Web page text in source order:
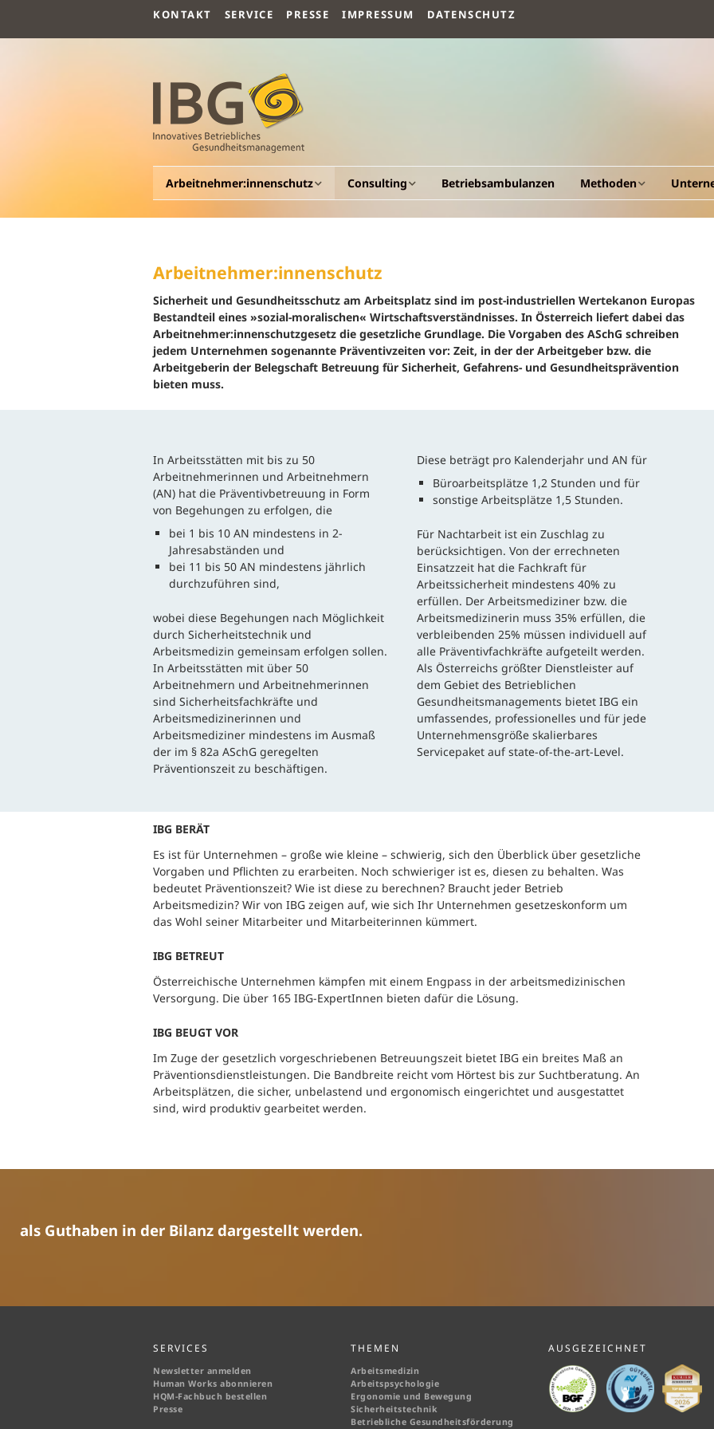
KONTAKT SERVICE PRESSE IMPRESSUM DATENSCHUTZ
Arbeitnehmer:innenschutz
Allgemeines
Arbeitspsychologie
Arbeitssicherheit
Ergonomie und Bewegung
Consulting
Allgemeines
Gesundheitsportal
Betriebliche
Gesundheitsförderung
Befragung und Analyse
Gesunde Arbeitszeiten
Seminare und
Workshops
Betriebsambulanzen Methoden
Arbeitsvermögen
Human Quality
Management
Human Work Index®
Vision
Arbeitnehmer:innenschutz
Sicherheit und Gesundheitsschutz am Arbeitsplatz sind im post-industriellen Wertekanon Europas
Bestandteil eines »sozial-moralischen« Wirtschaftsverständnisses. In Österreich liefert dabei das
Arbeitnehmer:innenschutzgesetz die gesetzliche Grundlage. Die Vorgaben des ASchG schreiben
jedem Unternehmen sogenannte Präventivzeiten vor: Zeit, in der der Arbeitgeber bzw. die
Arbeitgeberin der Belegschaft Betreuung für Sicherheit, Gefahrens- und Gesundheitsprävention
bieten muss.
In Arbeitsstätten mit bis zu 50
Arbeitnehmerinnen und Arbeitnehmern
(AN) hat die Präventivbetreuung in Form
von Begehungen zu erfolgen, die
bei 1 bis 10 AN mindestens in 2-
Jahresabständen und
bei 11 bis 50 AN mindestens jährlich
durchzuführen sind,
wobei diese Begehungen nach Möglichkeit
durch Sicherheitstechnik und
Arbeitsmedizin gemeinsam erfolgen sollen.
In Arbeitsstätten mit über 50
Arbeitnehmern und Arbeitnehmerinnen
sind Sicherheitsfachkräfte und
Arbeitsmedizinerinnen und
Arbeitsmediziner mindestens im Ausmaß
der im § 82a ASchG geregelten
Präventionszeit zu beschäftigen.
Diese beträgt pro Kalenderjahr und AN für
Büroarbeitsplätze 1,2 Stunden und für
sonstige Arbeitsplätze 1,5 Stunden.
Für Nachtarbeit ist ein Zuschlag zu
berücksichtigen. Von der errechneten
Einsatzzeit hat die Fachkraft für
Arbeitssicherheit mindestens 40% zu
erfüllen. Der Arbeitsmediziner bzw. die
Arbeitsmedizinerin muss 35% erfüllen, die
verbleibenden 25% müssen individuell auf
alle Präventivfachkräfte aufgeteilt werden.
Als Österreichs größter Dienstleister auf
dem Gebiet des Betrieblichen
Gesundheitsmanagements bietet IBG ein
umfassendes, professionelles und für jede
Unternehmensgröße skalierbares
Servicepaket auf state-of-the-art-Level.
IBG BERÄT
Es ist für Unternehmen – große wie kleine – schwierig, sich den Überblick über gesetzliche
Vorgaben und Pflichten zu erarbeiten. Noch schwieriger ist es, diesen zu behalten. Was
bedeutet Präventionszeit? Wie ist diese zu berechnen? Braucht jeder Betrieb
Arbeitsmedizin? Wir von IBG zeigen auf, wie sich Ihr Unternehmen gesetzeskonform um
das Wohl seiner Mitarbeiter und Mitarbeiterinnen kümmert.
IBG BETREUT
Österreichische Unternehmen kämpfen mit einem Engpass in der arbeitsmedizinischen
Versorgung. Die über 165 IBG-ExpertInnen bieten dafür die Lösung.
IBG BEUGT VOR
Im Zuge der gesetzlich vorgeschriebenen Betreuungszeit bietet IBG ein breites Maß an
Präventionsdienstleistungen. Die Bandbreite reicht vom Hörtest bis zur Suchtberatung. An
Arbeitsplätzen, die sicher, unbelastend und ergonomisch eingerichtet und ausgestattet
sind, wird produktiv gearbeitet werden.
als Guthaben in der Bilanz dargestellt werden.
SERVICES
Newsletter anmelden
Human Works abonnieren
HQM-Fachbuch bestellen
Presse
THEMEN
Arbeitsmedizin
Arbeitspsychologie
Ergonomie und Bewegung
Sicherheitstechnik
Betriebliche Gesundheitsförderung
AUSGEZEICHNET